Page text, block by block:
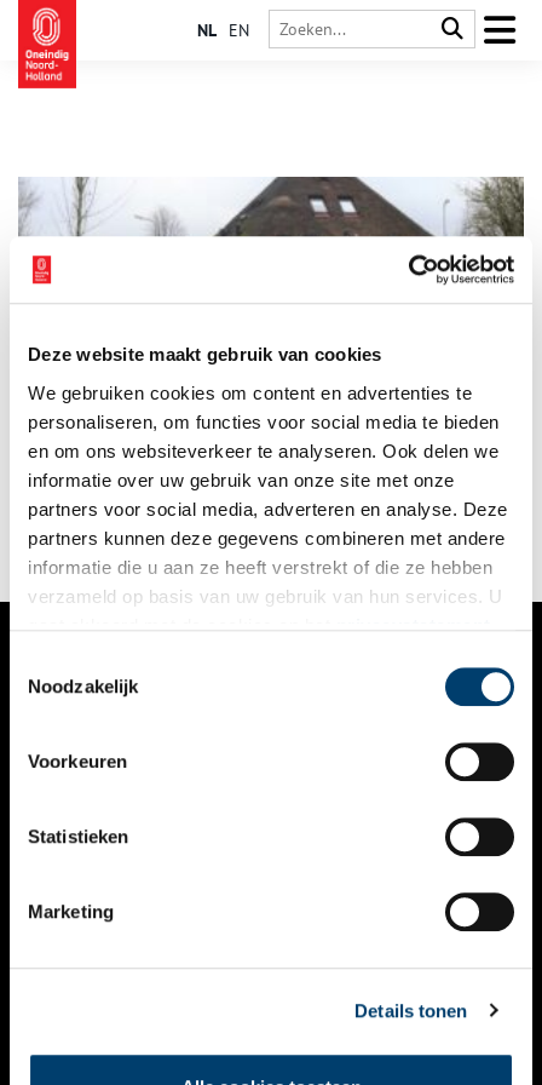
Deze website maakt gebruik van cookies
We gebruiken cookies om content en advertenties te
personaliseren, om functies voor social media te bieden
en om ons websiteverkeer te analyseren. Ook delen we
informatie over uw gebruik van onze site met onze
partners voor social media, adverteren en analyse. Deze
partners kunnen deze gegevens combineren met andere
informatie die u aan ze heeft verstrekt of die ze hebben
verzameld op basis van uw gebruik van hun services. U
Noodzakelijk
Voorkeuren
Statistieken
Marketing
Details tonen
NL EN
Welke plaats vind jij het meest kenmerkend voor Noord-
Holland? Een imponerend plein of een verweerde
kasteelruïne? Niets daarvan, Rina Rijnbeek neemt ons mee naar
Zuidermeer. Zuidermeer? Een stil boerendorpje, weggedoken
in het weidse West-Friesland. Bereikbaar via de smalle
Bobeldijk of een ander polderweggetje. Wat brengt ons hier?
VERHALEN
KALENDER
THEMA’S
VIDEO’S
CONTACT